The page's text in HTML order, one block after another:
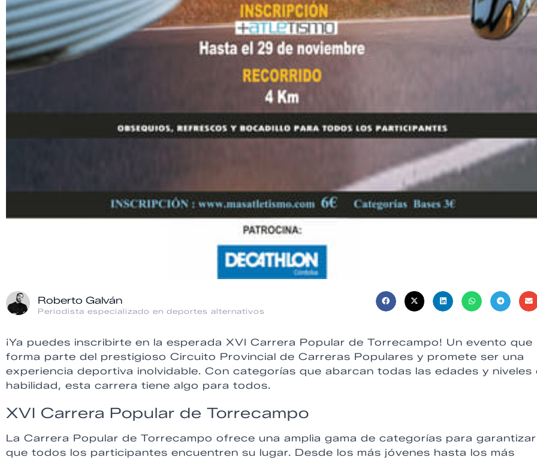
Roberto Galván
Periodista especializado en deportes alternativos
¡Ya puedes inscribirte en la esperada XVI Carrera Popular de Torrecampo! Un evento que
forma parte del prestigioso Circuito Provincial de Carreras Populares y promete ser una
experiencia deportiva inolvidable. Con categorías que abarcan todas las edades y niveles
habilidad, esta carrera tiene algo para todos.
XVI Carrera Popular de Torrecampo
La Carrera Popular de Torrecampo ofrece una amplia gama de categorías para garantizar
que todos los participantes encuentren su lugar. Desde los más jóvenes hasta los más